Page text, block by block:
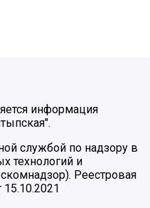
информация
службой по надзору в
технологий и
Реестровая